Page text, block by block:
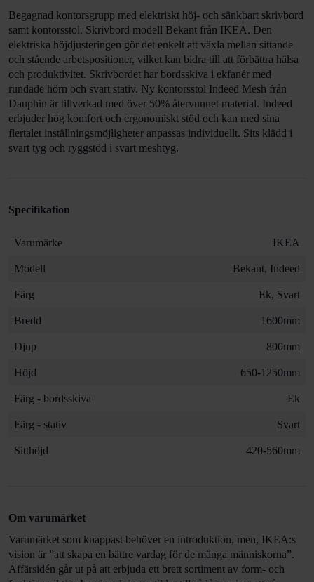
Begagnad kontorsgrupp med elektriskt höj- och sänkbart skrivbord
samt kontorsstol. Skrivbord modell Bekant från IKEA. Den
elektriska höjdjusteringen gör det enkelt att växla mellan sittande
och stående arbetspositioner, vilket kan bidra till att förbättra hälsa
och produktivitet. Skrivbordet har bordsskiva i ekfanér med
rundade hörn och svart stativ. Ny kontorsstol Indeed Mesh från
Dauphin är tillverkad med över 50% återvunnet material. Indeed
erbjuder hög komfort och ergonomiskt stöd och kan med sina
flertalet inställningsmöjligheter anpassas individuellt. Sits klädd i
svart tyg och ryggstöd i svart meshtyg.
Specifikation
Varumärke IKEA
Modell Bekant, Indeed
Färg Ek, Svart
Bredd 1600mm
Djup 800mm
Höjd 650-1250mm
Färg - bordsskiva Ek
Färg - stativ Svart
Sitthöjd 420-560mm
Om varumärket
Varumärket som knappast behöver en introduktion, men, IKEA:s
vision är ”att skapa en bättre vardag för de många människorna”.
Affärsidén går ut på att erbjuda ett brett sortiment av form- och